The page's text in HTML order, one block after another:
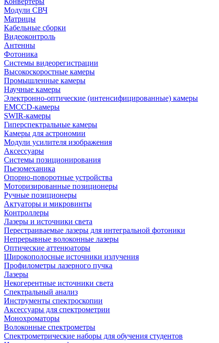
Модули СВЧ
Матрицы
Кабельные сборки
Видеоконтроль
Антенны
Фотоника
Cистемы видеорегистрации
Высокоскоростные камеры
Промышленные камеры
Научные камеры
Электронно-оптические (интенсифицированные) камеры
EMCCD-камеры
SWIR-камеры
Гиперспектральные камеры
Камеры для астрономии
Модули усилителя изображения
Аксессуары
Системы позиционирования
Пьезомеханика
Опорно-поворотные устройства
Моторизированные позиционеры
Ручные позиционеры
Актуаторы и микровинты
Контроллеры
Лазеры и источники света
Перестраиваемые лазеры для интегральной фотоники
Непрерывные волоконные лазеры
Оптические аттенюаторы
Широкополосные источники излучения
Профилометры лазерного пучка
Лазеры
Некогерентные источники света
Спектральный анализ
Инструменты спектроскопии
Аксессуары для спектрометрии
Монохроматоры
Волоконные спектрометры
Спектрометрические наборы для обучения студентов